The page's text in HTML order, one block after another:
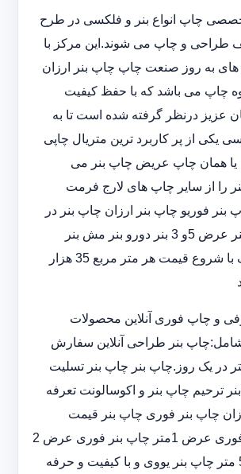
چاپ انواع بنر و فلکسی در طرح
طراحی و چاپ می شوند.این مرکز با
های به روز صنعت چاپ چاپ بنر ارزان
چاپ می باشد که با حفظ کیفیت
عزیز درنظر گرفته شده است تا به
یکی از پر کاربرد ترین متریال چاپی
همان چاپ عریض چاپ بنر می
را از سایر چاپ های لارج فرمت
بنر فوریو چاپ بنر ارزان چاپ بنر در
خانه در انواع چاپ بنر عرض 5و 3 بنر دورو بنر مش بنر
سولیت و بنر شبرنگ با شروع قیمت هر متر مربع 35 هزار
و چاپ فوری آنلاین محصولات
شامل:چاپ بنر طراحی آنلاین سفارش
در یک روز.چاپ بنر چاپ بنر تسلیت
ترحیم چاپ بنر و اکوسالونت تعرفه
چاپ بنر فوری چاپ بنر قیمت
طراحی و چاپ بنر فوری عرض 1متر چاپ بنر فوری عرض 2
متر 3 متر 4 متر و 5 متر چاپ بنر یووی و با کیفیت و حرفه